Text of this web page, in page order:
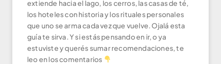
extiende hacia el lago, los cerros, las casas de té,
los hoteles con historia y los rituales personales
que uno se arma cada vez que vuelve. Ojalá esta
guía te sirva. Y si estás pensando en ir, o ya
estuviste y querés sumar recomendaciones, te
leo en los comentarios